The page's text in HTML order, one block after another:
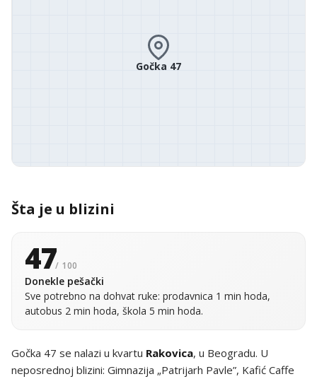
Gočka 47
Šta je u blizini
47/ 100
Donekle pešački
Sve potrebno na dohvat ruke: prodavnica 1 min hoda,
autobus 2 min hoda, škola 5 min hoda.
Gočka 47 se nalazi u kvartu Rakovica, u Beogradu. U
neposrednoj blizini: Gimnazija „Patrijarh Pavle”, Kafić Caffe